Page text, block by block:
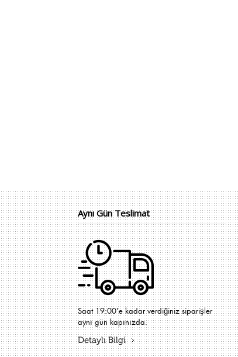
Aynı Gün Teslimat
Saat 19:00'e kadar verdiğiniz siparişler
aynı gün kapınızda.
Detaylı Bilgi